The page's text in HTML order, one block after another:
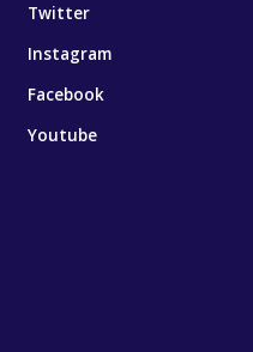
Twitter
Instagram
Facebook
Youtube